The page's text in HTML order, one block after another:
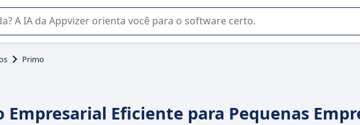
orienta no uso ou na seleção de software SaaS para sua empresa.
Primo
Empresarial Eficiente para Pequenas